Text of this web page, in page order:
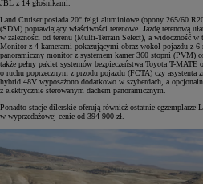
JBL z 14 głośnikami.
Land Cruiser posiada 20" felgi aluminiowe (opony 265/60
(SDM) poprawiający właściwości terenowe. Jazdę terenową
w zależności od terenu (Multi-Terrain Select), a widoczność
Monitor z 4 kamerami pokazującymi obraz wokół pojazdu z 6
panoramiczny monitor z systemem kamer 360 stopni (PVM)
także pełny pakiet systemów bezpieczeństwa Toyota T-
o ruchu poprzecznym z przodu pojazdu (FCTA) czy
hybrid 48V wyposażono dodatkowo w szyberdach, a
z elektrycznie sterowanym dachem panoramicznym.
Ponadto stacje dilerskie oferują również ostatnie
w wyprzedażowej cenie od 394 900 zł.